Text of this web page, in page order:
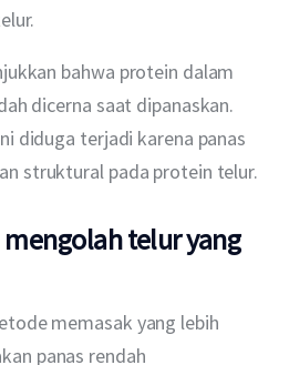
bahwa protein dalam
dicerna saat dipanaskan.
diduga terjadi karena panas
struktural pada protein telur.
telur yang
memasak yang lebih
panas rendah